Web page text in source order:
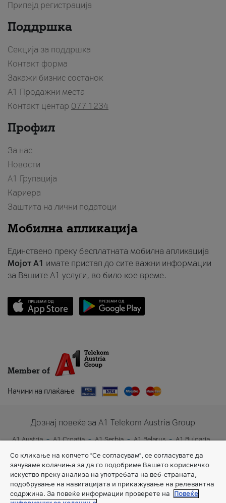
Припејд регистрација
Поддршка
Секција за поддршка
Контакт форма
Закажи бизнис состанок
A1 Продажни места
Контакт центар 077 1234
Профил
За нас
Новости
А1 Групација
Кариера
Заштита на лични податоци
Мобилна апликација
Единствено преку бесплатната мобилна апликација
Мојот A1 имате пристап до сите важни информации
за Вашите A1 услуги, во било кое време.
Member of
Начини на плаќање
Дознај повеќе за A1 Telekom Austria Group
A1 Austria A1 Croatia A1 Serbia A1 Belarus
A1 Bulgaria
Со кликање на копчето "Се согласувам", се согласувате да
зачуваме колачиња за да го подобриме Вашето корисничко
искуство преку анализа на употребата на веб-страната,
подобрување на навигацијата и прикажување на релевантна
содржина. За повеќе информации проверете на
Повеќе